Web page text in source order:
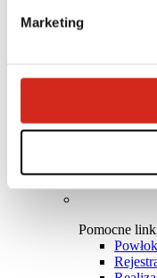
Marketing
Pomocne